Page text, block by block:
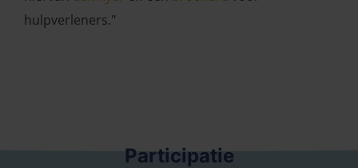
hulpverleners."
Participatie